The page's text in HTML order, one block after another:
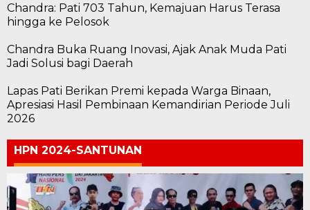
Chandra: Pati 703 Tahun, Kemajuan Harus Terasa
hingga ke Pelosok
Chandra Buka Ruang Inovasi, Ajak Anak Muda Pati
Jadi Solusi bagi Daerah
Lapas Pati Berikan Premi kepada Warga Binaan,
Apresiasi Hasil Pembinaan Kemandirian Periode Juli
2026
HPN 2024-SANTUNAN